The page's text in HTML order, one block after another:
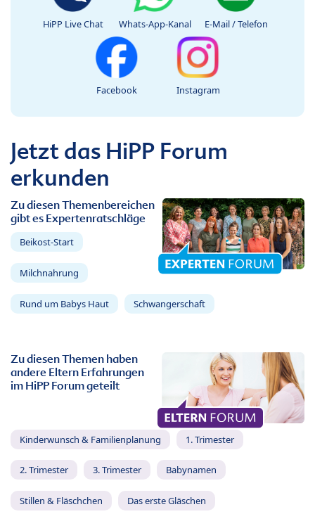
HiPP Live Chat Whats-App-Kanal E-Mail / Telefon
Facebook Instagram
Jetzt das HiPP Forum
erkunden
Zu diesen Themenbereichen
gibt es Expertenratschläge
Beikost-Start
Milchnahrung
Rund um Babys Haut Schwangerschaft
Zu diesen Themen haben
andere Eltern Erfahrungen
im HiPP Forum geteilt
Kinderwunsch & Familienplanung 1. Trimester
2. Trimester 3. Trimester Babynamen
Stillen & Fläschchen Das erste Gläschen